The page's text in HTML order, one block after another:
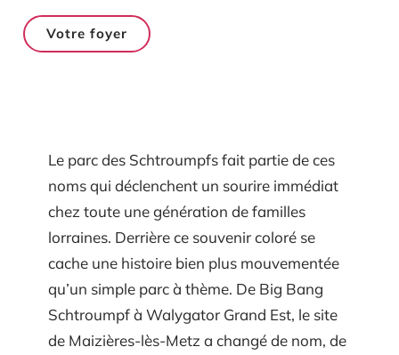
Votre foyer
Le parc des Schtroumpfs fait partie de ces
noms qui déclenchent un sourire immédiat
chez toute une génération de familles
lorraines. Derrière ce souvenir coloré se
cache une histoire bien plus mouvementée
qu’un simple parc à thème. De Big Bang
Schtroumpf à Walygator Grand Est, le site
de Maizières-lès-Metz a changé de nom, de